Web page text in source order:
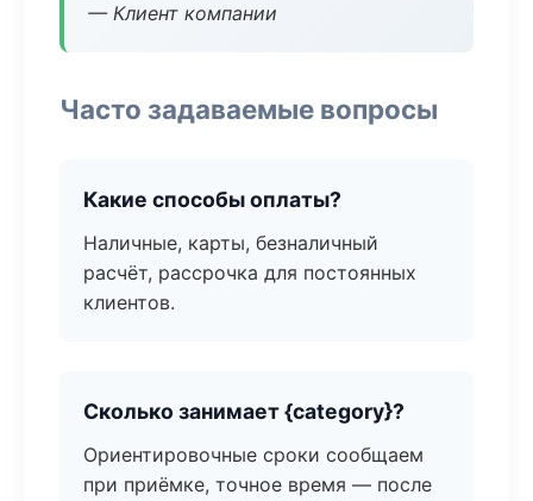
— Клиент компании
Часто задаваемые вопросы
Какие способы оплаты?
Наличные, карты, безналичный
расчёт, рассрочка для постоянных
клиентов.
Сколько занимает {category}?
Ориентировочные сроки сообщаем
при приёмке, точное время — после